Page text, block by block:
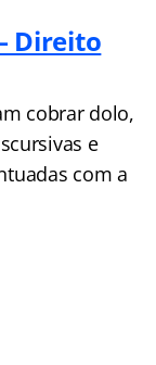
Direito
cobrar dolo,
e
com a